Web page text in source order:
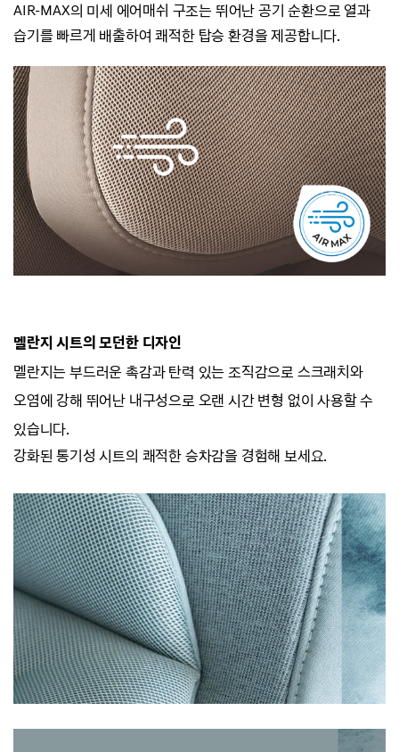
AIR-MAX의 미세 에어매쉬 구조는 뛰어난 공기 순환으로열과
습기를 빠르게 배출하여 쾌적한 탑승 환경을 제공합니다.
멜란지 시트의 모던한 디자인
멜란지는 부드러운 촉감과 탄력 있는 조직감으로 스크래치와
오염에 강해 뛰어난 내구성으로 오랜 시간 변형 없이 사용할 수
있습니다.
강화된 통기성 시트의 쾌적한 승차감을 경험해 보세요.